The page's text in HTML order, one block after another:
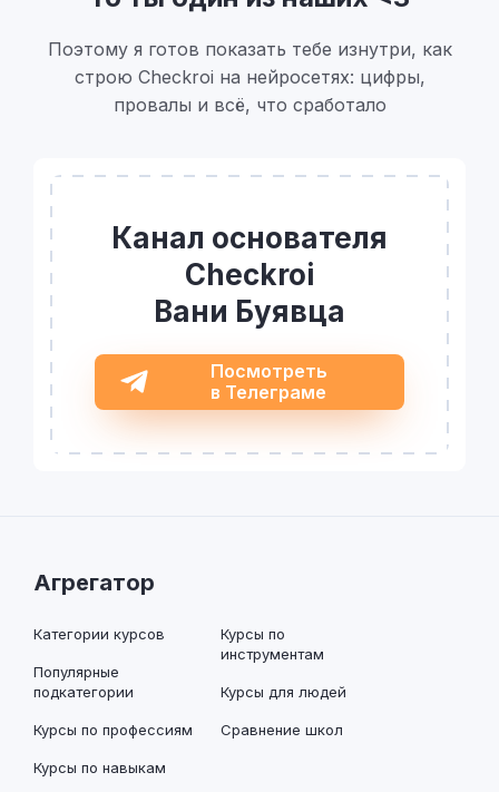
Поэтому я готов показать тебе изнутри, как
строю Checkroi на нейросетях: цифры,
провалы и всё, что сработало
Канал основателя
Checkroi
Вани Буявца
Посмотреть
в Телеграме
Агрегатор
Категории курсов
Популярные
подкатегории
Курсы по профессиям
Курсы по навыкам
Курсы по
инструментам
Курсы для людей
Сравнение школ